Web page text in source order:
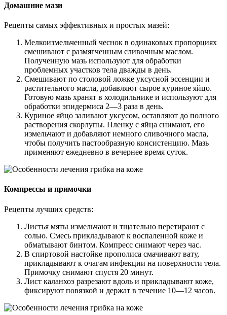
Домашние мази
Рецепты самых эффективных и простых мазей:
Мелкоизмельченный чеснок в одинаковых пропорциях
смешивают с размягченным сливочным маслом.
Полученную мазь используют для обработки
проблемных участков тела дважды в день.
Смешивают по столовой ложке уксусной эссенции и
растительного масла, добавляют сырое куриное яйцо.
Готовую мазь хранят в холодильнике и используют для
обработки эпидермиса 2—3 раза в день.
Куриное яйцо заливают уксусом, оставляют до полного
растворения скорлупы. Пленку с яйца снимают, его
измельчают и добавляют немного сливочного масла,
чтобы получить пастообразную консистенцию. Мазь
применяют ежедневно в вечернее время суток.
Компрессы и примочки
Рецепты лучших средств:
Листья мяты измельчают и тщательно перетирают с
солью. Смесь прикладывают к воспаленной коже и
обматывают бинтом. Компресс снимают через час.
В спиртовой настойке прополиса смачивают вату,
прикладывают к очагам инфекции на поверхности тела.
Примочку снимают спустя 20 минут.
Лист каланхоэ разрезают вдоль и прикладывают коже,
фиксируют повязкой и держат в течение 10—12 часов.